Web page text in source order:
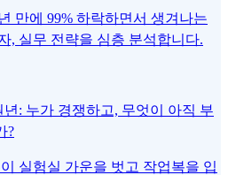
만에 99% 하락하면서 생겨나는
, 실무 전략을 심층 분석합니다.
: 누가 경쟁하고, 무엇이 아직 부
?
실험실 가운을 벗고 작업복을 입